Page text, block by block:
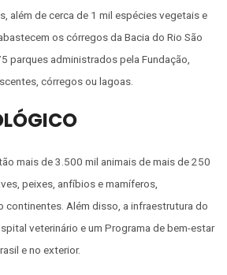
além de cerca de 1 mil espécies vegetais e
os córregos da Bacia do Rio São
parques administrados pela Fundação,
córregos ou lagoas.
mais de 3.500 mil animais de mais de 250
peixes, anfíbios e mamíferos,
continentes. Além disso, a infraestrutura do
veterinário e um Programa de bem-estar
e no exterior.